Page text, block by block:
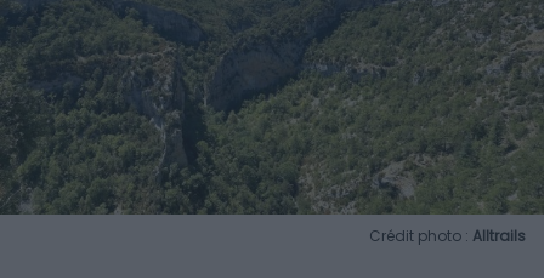
Crédit photo : Alltrails